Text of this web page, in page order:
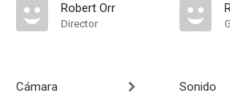
Robert Orr
Director
Cámara Sonido